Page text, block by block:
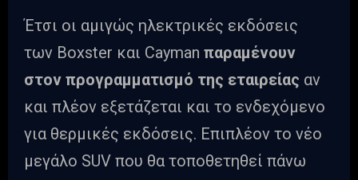
Έτσι οι αμιγώς ηλεκτρικές εκδόσεις
των Boxster και Cayman παραμένουν
στον προγραμματισμό της εταιρείας αν
και πλέον εξετάζεται και το ενδεχόμενο
για θερμικές εκδόσεις. Επιπλέον το νέο
μεγάλο SUV που θα τοποθετηθεί πάνω